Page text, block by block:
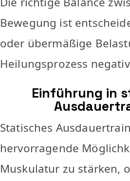
Bewegung ist
oder übermäßige
Heilungsprozess
Einführung in
Statisches
hervorragende
Muskulatur zu stärken,